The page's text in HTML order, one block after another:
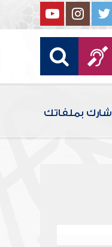
شارك بملفاتك